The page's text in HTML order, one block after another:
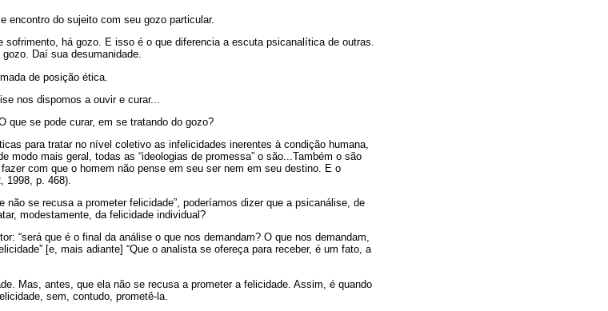
encontro do sujeito com seu gozo particular.
há gozo. E isso é o que diferencia a escuta psicanalítica de outras.
Daí sua desumanidade.
de posição ética.
nos dispomos a ouvir e curar...
que se pode curar, em se tratando do gozo?
para tratar no nível coletivo as infelicidades inerentes à condição humana,
modo mais geral, todas as “ideologias de promessa” o são...Também o são
com que o homem não pense em seu ser nem em seu destino. E o
1998, p. 468).
não se recusa a prometer felicidade”, poderíamos dizer que a psicanálise, de
modestamente, da felicidade individual?
“será que é o final da análise o que nos demandam? O que nos demandam,
[e, mais adiante] “Que o analista se ofereça para receber, é um fato, a
Mas, antes, que ela não se recusa a prometer a felicidade. Assim, é quando
sem, contudo, prometê-la.